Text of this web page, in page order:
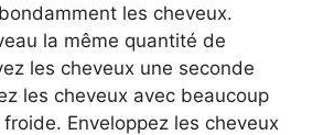
les cheveux.
la même quantité de
les cheveux une seconde
les cheveux avec beaucoup
froide. Enveloppez les cheveux